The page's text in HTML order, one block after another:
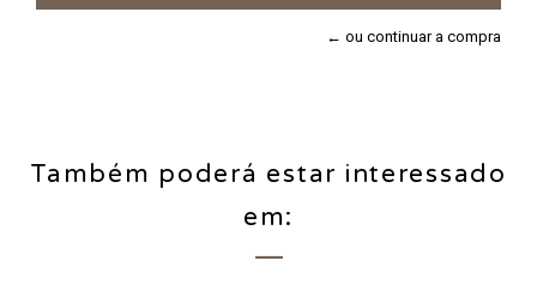
← ou continuar a compra
Também poderá estar interessado
em: